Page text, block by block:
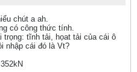
chút a ah.
có công thức tính.
trọng: tĩnh tải, họat tải của cái ô
nhập cái đó là Vt?